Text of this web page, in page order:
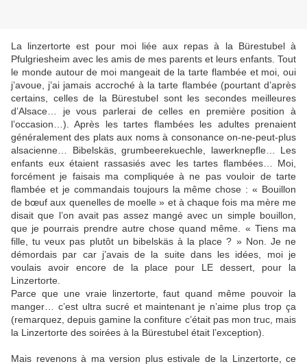
La linzertorte est pour moi liée aux repas à la Bürestubel à
Pfulgriesheim avec les amis de mes parents et leurs enfants. Tout
le monde autour de moi mangeait de la tarte flambée et moi, oui
j’avoue, j’ai jamais accroché à la tarte flambée (pourtant d’après
certains, celles de la Bürestubel sont les secondes meilleures
d’Alsace… je vous parlerai de celles en première position à
l’occasion…). Après les tartes flambées les adultes prenaient
généralement des plats aux noms à consonance on-ne-peut-plus
alsacienne… Bibelskäs, grumbeerekuechle, lawerknepfle… Les
enfants eux étaient rassasiés avec les tartes flambées… Moi,
forcément je faisais ma compliquée à ne pas vouloir de tarte
flambée et je commandais toujours la même chose : « Bouillon
de bœuf aux quenelles de moelle » et à chaque fois ma mère me
disait que l’on avait pas assez mangé avec un simple bouillon,
que je pourrais prendre autre chose quand même. « Tiens ma
fille, tu veux pas plutôt un bibelskäs à la place ? » Non. Je ne
démordais par car j’avais de la suite dans les idées, moi je
voulais avoir encore de la place pour LE dessert, pour la
Linzertorte.
Parce que une vraie linzertorte, faut quand même pouvoir la
manger… c’est ultra sucré et maintenant je n’aime plus trop ça
(remarquez, depuis gamine la confiture c’était pas mon truc, mais
la Linzertorte des soirées à la Bürestubel était l’exception).
Mais revenons à ma version plus estivale de la Linzertorte, ce